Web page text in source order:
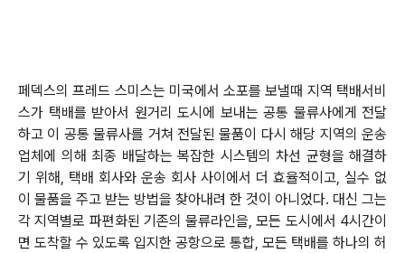
페덱스의 프레드 스미스는 미국에서 소포를 보낼때 지역 택배서비
스가 택배를 받아서 원거리 도시에 보내는 공통 물류사에게 전달
하고 이 공통 물류사를 거쳐 전달된 물품이 다시 해당 지역의 운송
업체에 의해 최종 배달하는 복잡한 시스템의 차선 균형을 해결하
기 위해, 택배 회사와 운송 회사 사이에서 더 효율적이고, 실수 없
이 물품을 주고 받는 방법을 찾아내려 한 것이 아니었다. 대신 그는
각 지역별로 파편화된 기존의 물류라인을, 모든 도시에서 4시간이
면 도착할 수 있도록 입지한 공항으로 통합, 모든 택배를 하나의 허